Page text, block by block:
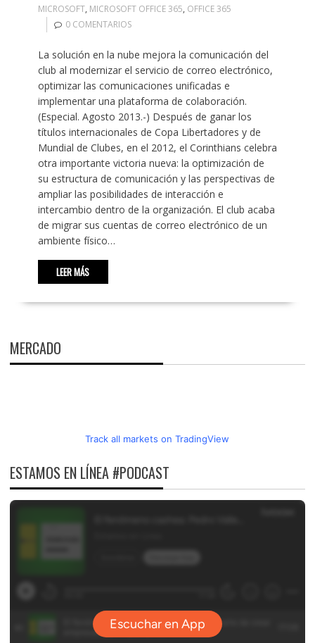
MICROSOFT, MICROSOFT OFFICE 365, OFFICE 365
0 COMENTARIOS
La solución en la nube mejora la comunicación del
club al modernizar el servicio de correo electrónico,
optimizar las comunicaciones unificadas e
implementar una plataforma de colaboración.
(Especial. Agosto 2013.-) Después de ganar los
títulos internacionales de Copa Libertadores y de
Mundial de Clubes, en el 2012, el Corinthians celebra
otra importante victoria nueva: la optimización de
su estructura de comunicación y las perspectivas de
ampliar las posibilidades de interacción e
intercambio dentro de la organización. El club acaba
de migrar sus cuentas de correo electrónico de un
ambiente físico…
LEER MÁS
MERCADO
Track all markets on TradingView
ESTAMOS EN LÍNEA #PODCAST